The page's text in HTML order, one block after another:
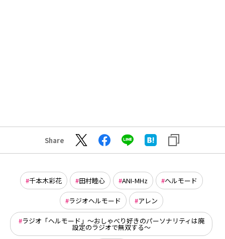
Share
千本木彩花 田村睦心 ANI-MHz ヘルモード
ラジオヘルモード アレン
ラジオ「ヘルモード」～おしゃべり好きのパーソナリティは廃
設定のラジオで無双する～